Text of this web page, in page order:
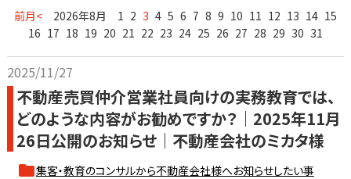
前月< 2026年8月 1 2 3 4 5 6 7 8 9 10 11 12 13 14 15
16 17 18 19 20 21 22 23 24 25 26 27 28 29 30 31
2025/11/27
不動産売買仲介営業社員向けの実務教育では、
どのような内容がお勧めですか？｜2025年11月
26日公開のお知らせ｜不動産会社のミカタ様
集客・教育のコンサルから不動産会社様へお知らせしたい事